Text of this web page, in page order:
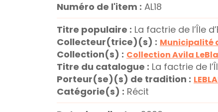
Numéro de l'item : AL18
Titre populaire : La factrie de l’Île
Collecteur(trice)(s) : Municipalité
Collection(s) : Collection Avila
Titre du catalogue : La factrie de
Porteur(se)(s) de tradition :
Catégorie(s) : Récit